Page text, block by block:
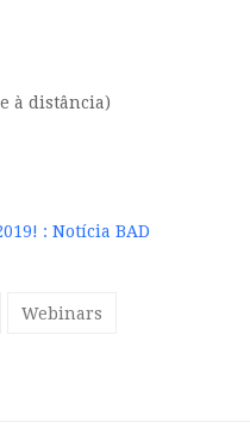
e à distância)
: Notícia BAD
Webinars